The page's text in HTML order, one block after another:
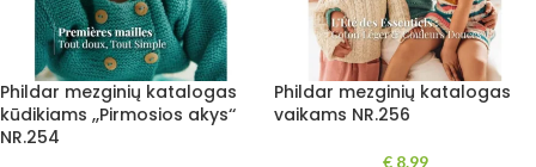
Phildar mezginių katalogas
kūdikiams ,,Pirmosios akys‘‘
NR.254
Phildar mezginių katalogas
vaikams NR.256
€8.99